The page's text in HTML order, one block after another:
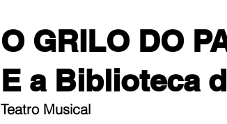
O GRILO DO
E a Biblioteca
Teatro Musical